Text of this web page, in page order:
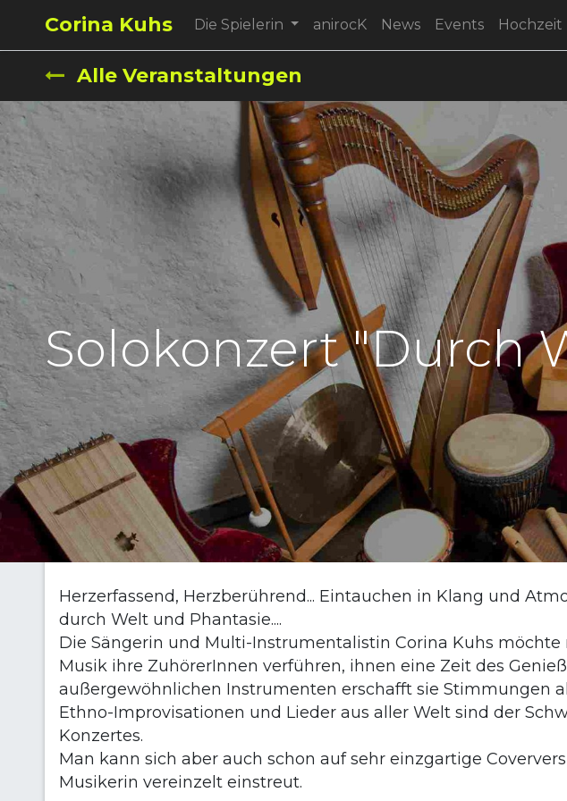
Corina Kuhs Die Spielerin anirocK News Events Hochzeit
Alle Veranstaltungen
Solokonzert "Durch
Herzerfassend, Herzberührend... Eintauchen in Klang und
durch Welt und Phantasie....
Die Sängerin und Multi-Instrumentalistin Corina Kuhs
Musik ihre ZuhörerInnen verführen, ihnen eine Zeit des
außergewöhnlichen Instrumenten erschafft sie Stimmungen
Ethno-Improvisationen und Lieder aus aller Welt sind der
Konzertes.
Man kann sich aber auch schon auf sehr einzgartige
Musikerin vereinzelt einstreut.